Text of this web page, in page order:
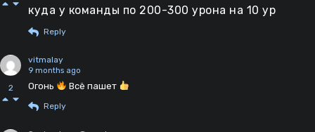
куда у команды по 200-300 урона на 10 ур
Reply
2
vitmalay
9 months ago
Огонь Всё пашет
Reply